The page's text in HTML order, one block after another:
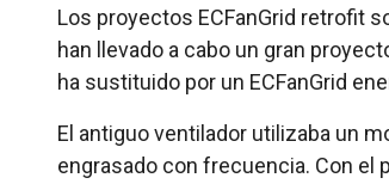
Los proyectos ECFanGrid retrofit
han llevado a cabo un gran
ha sustituido por un ECFanGrid
El antiguo ventilador utilizaba un
engrasado con frecuencia. Con el